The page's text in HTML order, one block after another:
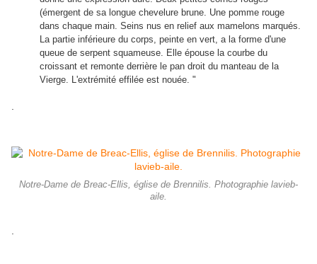
(émergent de sa longue chevelure brune. Une pomme rouge
dans chaque main. Seins nus en relief aux mamelons marqués.
La partie inférieure du corps, peinte en vert, a la forme d'une
queue de serpent squameuse. Elle épouse la courbe du
croissant et remonte derrière le pan droit du manteau de la
Vierge. L'extrémité effilée est nouée. "
Notre-Dame de Breac-Ellis, église de Brennilis. Photographie lavieb-
aile.